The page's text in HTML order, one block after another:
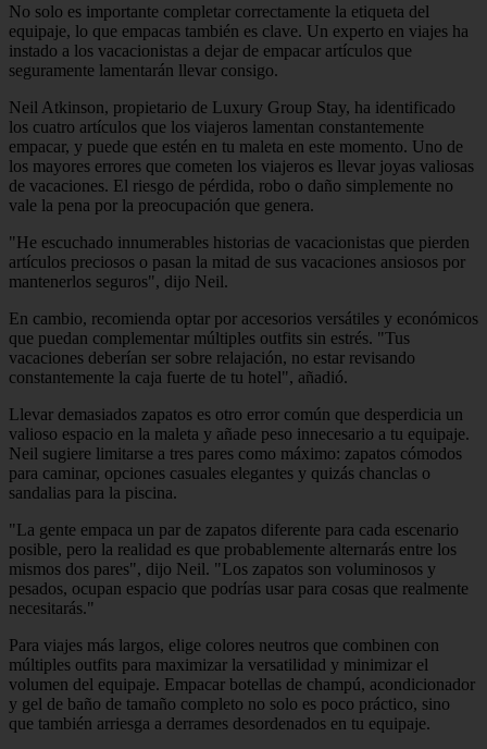
No solo es importante completar correctamente la etiqueta del
equipaje, lo que empacas también es clave. Un experto en viajes ha
instado a los vacacionistas a dejar de empacar artículos que
seguramente lamentarán llevar consigo.
Neil Atkinson, propietario de Luxury Group Stay, ha identificado
los cuatro artículos que los viajeros lamentan constantemente
empacar, y puede que estén en tu maleta en este momento. Uno de
los mayores errores que cometen los viajeros es llevar joyas valiosas
de vacaciones. El riesgo de pérdida, robo o daño simplemente no
vale la pena por la preocupación que genera.
"He escuchado innumerables historias de vacacionistas que pierden
artículos preciosos o pasan la mitad de sus vacaciones ansiosos por
mantenerlos seguros", dijo Neil.
En cambio, recomienda optar por accesorios versátiles y económicos
que puedan complementar múltiples outfits sin estrés. "Tus
vacaciones deberían ser sobre relajación, no estar revisando
constantemente la caja fuerte de tu hotel", añadió.
Llevar demasiados zapatos es otro error común que desperdicia un
valioso espacio en la maleta y añade peso innecesario a tu equipaje.
Neil sugiere limitarse a tres pares como máximo: zapatos cómodos
para caminar, opciones casuales elegantes y quizás chanclas o
sandalias para la piscina.
"La gente empaca un par de zapatos diferente para cada escenario
posible, pero la realidad es que probablemente alternarás entre los
mismos dos pares", dijo Neil. "Los zapatos son voluminosos y
pesados, ocupan espacio que podrías usar para cosas que realmente
necesitarás."
Para viajes más largos, elige colores neutros que combinen con
múltiples outfits para maximizar la versatilidad y minimizar el
volumen del equipaje. Empacar botellas de champú, acondicionador
y gel de baño de tamaño completo no solo es poco práctico, sino
que también arriesga a derrames desordenados en tu equipaje.